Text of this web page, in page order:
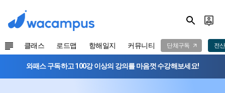
클래스 로드맵 항해일지 커뮤니티 단체구독 전
와패스 구독하고 100강 이상의 강의를 마음껏 수강해보세요!